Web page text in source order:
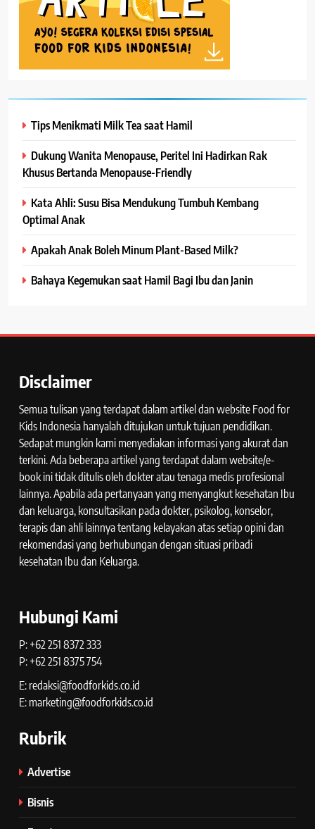
Tips Menikmati Milk Tea saat Hamil
Dukung Wanita Menopause, Peritel Ini Hadirkan Rak
Khusus Bertanda Menopause-Friendly
Kata Ahli: Susu Bisa Mendukung Tumbuh Kembang
Optimal Anak
Apakah Anak Boleh Minum Plant-Based Milk?
Bahaya Kegemukan saat Hamil Bagi Ibu dan Janin
Disclaimer
Semua tulisan yang terdapat dalam artikel dan website Food for
Kids Indonesia hanyalah ditujukan untuk tujuan pendidikan.
Sedapat mungkin kami menyediakan informasi yang akurat dan
terkini. Ada beberapa artikel yang terdapat dalam website/e-
book ini tidak ditulis oleh dokter atau tenaga medis profesional
lainnya. Apabila ada pertanyaan yang menyangkut kesehatan Ibu
dan keluarga, konsultasikan pada dokter, psikolog, konselor,
terapis dan ahli lainnya tentang kelayakan atas setiap opini dan
rekomendasi yang berhubungan dengan situasi pribadi
kesehatan Ibu dan Keluarga.
Hubungi Kami
P: +62 251 8372 333
P: +62 251 8375 754
E: redaksi@foodforkids.co.id
E: marketing@foodforkids.co.id
Rubrik
Advertise
Bisnis